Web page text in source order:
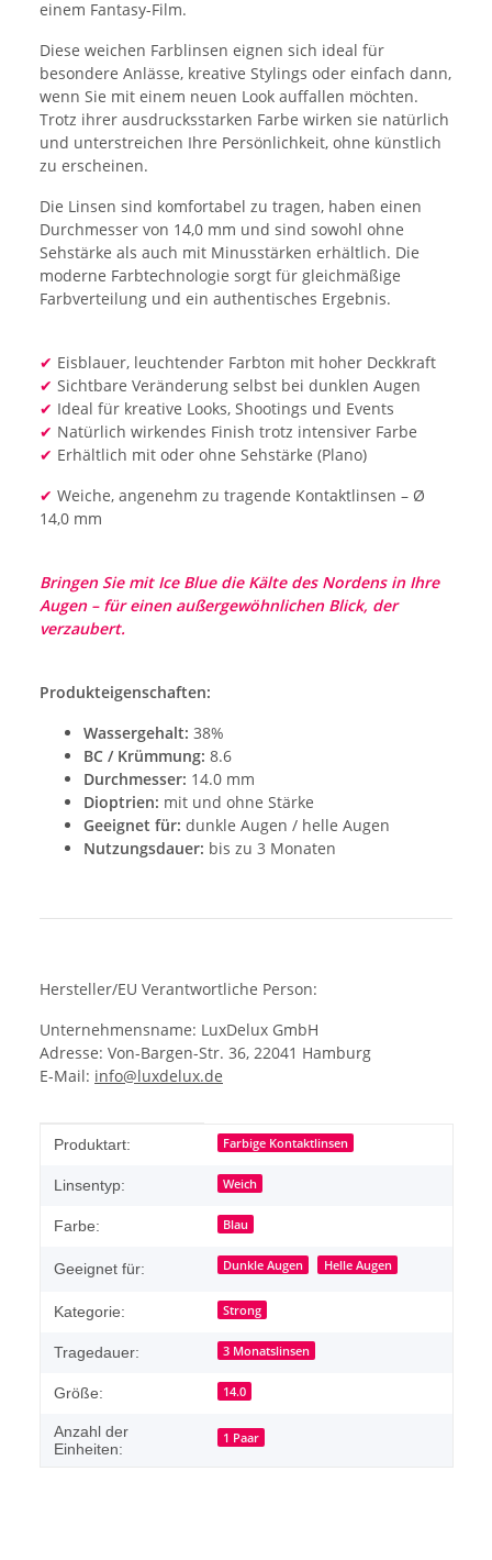
einem Fantasy-Film.
Diese weichen Farblinsen eignen sich ideal für
besondere Anlässe, kreative Stylings oder einfach dann,
wenn Sie mit einem neuen Look auffallen möchten.
Trotz ihrer ausdrucksstarken Farbe wirken sie natürlich
und unterstreichen Ihre Persönlichkeit, ohne künstlich
zu erscheinen.
Die Linsen sind komfortabel zu tragen, haben einen
Durchmesser von 14,0 mm und sind sowohl ohne
Sehstärke als auch mit Minusstärken erhältlich. Die
moderne Farbtechnologie sorgt für gleichmäßige
Farbverteilung und ein authentisches Ergebnis.
✔ Eisblauer, leuchtender Farbton mit hoher Deckkraft
✔ Sichtbare Veränderung selbst bei dunklen Augen
✔ Ideal für kreative Looks, Shootings und Events
✔ Natürlich wirkendes Finish trotz intensiver Farbe
✔ Erhältlich mit oder ohne Sehstärke (Plano)
✔ Weiche, angenehm zu tragende Kontaktlinsen – Ø
14,0 mm
Bringen Sie mit Ice Blue die Kälte des Nordens in Ihre
Augen – für einen außergewöhnlichen Blick, der
verzaubert.
Produkteigenschaften:
Wassergehalt: 38%
BC / Krümmung: 8.6
Durchmesser: 14.0 mm
Dioptrien: mit und ohne Stärke
Geeignet für: dunkle Augen / helle Augen
Nutzungsdauer: bis zu 3 Monaten
Hersteller/EU Verantwortliche Person:
Unternehmensname: LuxDelux GmbH
Adresse: Von-Bargen-Str. 36, 22041 Hamburg
E-Mail: info@luxdelux.de
Produkteigenschaft
Wert
Produktart: Farbige Kontaktlinsen
Linsentyp: Weich
Farbe: Blau
Geeignet für: Dunkle Augen Helle Augen
Kategorie: Strong
Tragedauer: 3 Monatslinsen
Größe: 14.0
Anzahl der
Einheiten:
1 Paar